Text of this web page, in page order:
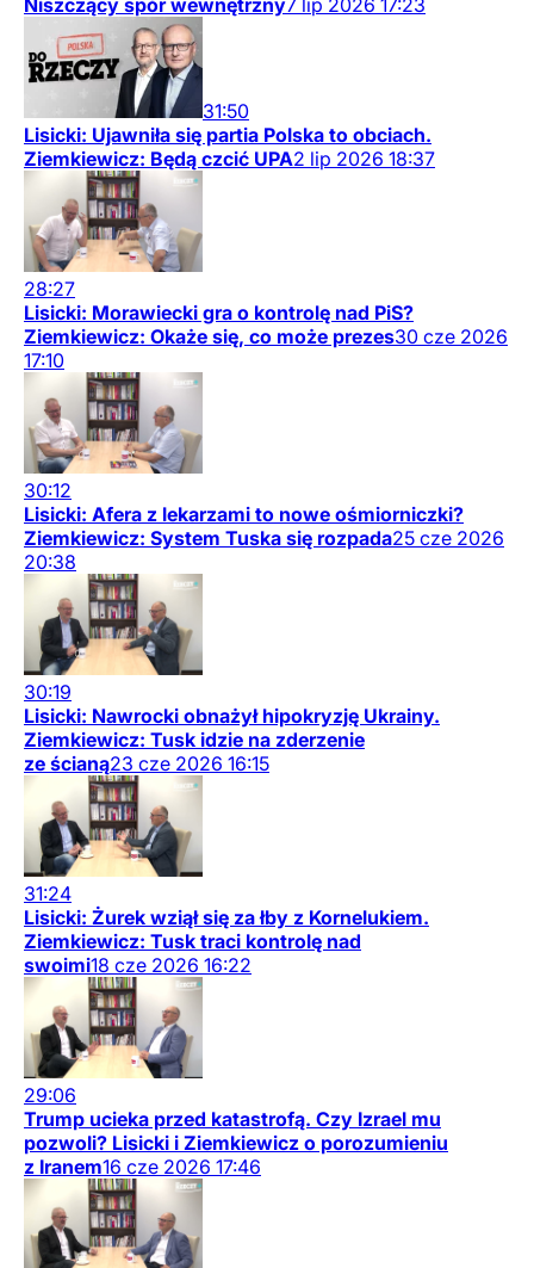
Niszczący spór wewnętrzny7 lip 2026 17:23
31:50
Lisicki: Ujawniła się partia Polska to obciach.
Ziemkiewicz: Będą czcić UPA2 lip 2026 18:37
28:27
Lisicki: Morawiecki gra o kontrolę nad PiS?
Ziemkiewicz: Okaże się, co może prezes30 cze 2026
17:10
30:12
Lisicki: Afera z lekarzami to nowe ośmiorniczki?
Ziemkiewicz: System Tuska się rozpada25 cze 2026
20:38
30:19
Lisicki: Nawrocki obnażył hipokryzję Ukrainy.
Ziemkiewicz: Tusk idzie na zderzenie
ze ścianą23 cze 2026 16:15
31:24
Lisicki: Żurek wziął się za łby z Kornelukiem.
Ziemkiewicz: Tusk traci kontrolę nad
swoimi18 cze 2026 16:22
29:06
Trump ucieka przed katastrofą. Czy Izrael mu
pozwoli? Lisicki i Ziemkiewicz o porozumieniu
z Iranem16 cze 2026 17:46